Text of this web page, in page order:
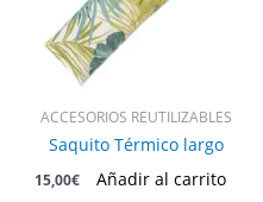
ACCESORIOS REUTILIZABLES
Saquito Térmico largo
15,00€ Añadir al carrito